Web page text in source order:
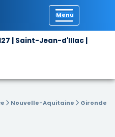
| Saint-Jean-d'Illac |
Nouvelle-Aquitaine
Gironde